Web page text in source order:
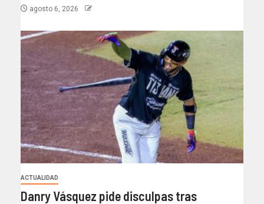
agosto 6, 2026
ACTUALIDAD
Danry Vásquez pide disculpas tras